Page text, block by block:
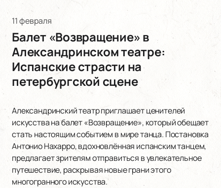
11 февраля
Балет «Возвращение» в
Александринском театре:
Испанские страсти на
петербургской сцене
Александринский театр приглашает ценителей
искусства на балет «Возвращение», который обещает
стать настоящим событием в мире танца. Постановка
Антонио Нахарро, вдохновлённая испанским танцем,
предлагает зрителям отправиться в увлекательное
путешествие, раскрывая новые грани этого
многогранного искусства.